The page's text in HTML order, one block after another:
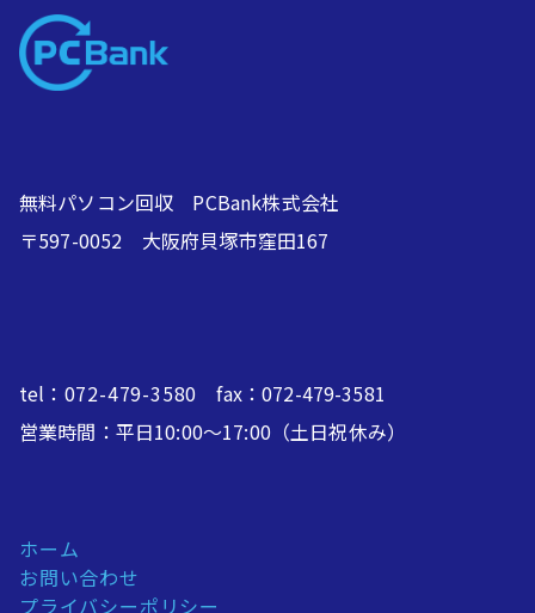
無料パソコン回収 PCBank株式会社
〒597-0052 大阪府貝塚市窪田167
tel： 072-479-3580 fax：072-479-3581
営業時間：平日10:00～17:00（土日祝休み）
ホーム
お問い合わせ
プライバシーポリシー